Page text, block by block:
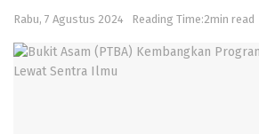
Rabu, 7 Agustus 2024 Reading Time:2min read